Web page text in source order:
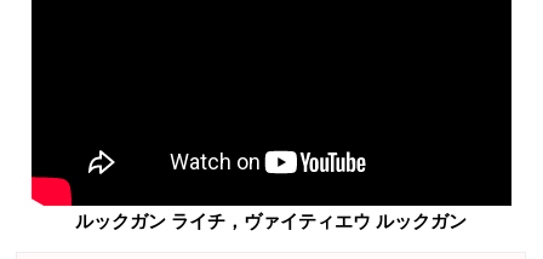
ルックガン ライチ，ヴァイティエウ ルックガン